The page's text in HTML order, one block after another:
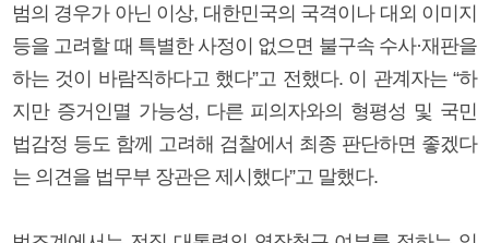
범의 경우가 아닌 이상, 대한민국의 국격이나 대외 이미지
등을 고려할 때 특별한 사정이 없으면 불구속 수사·재판을
하는 것이 바람직하다고 했다”고 전했다. 이 관계자는 “하
지만 증거인멸 가능성, 다른 피의자와의 형평성 및 국민
법감정 등도 함께 고려해 검찰에서 최종 판단하면 좋겠다
는 의견을 법무부 장관은 제시했다”고 말했다.